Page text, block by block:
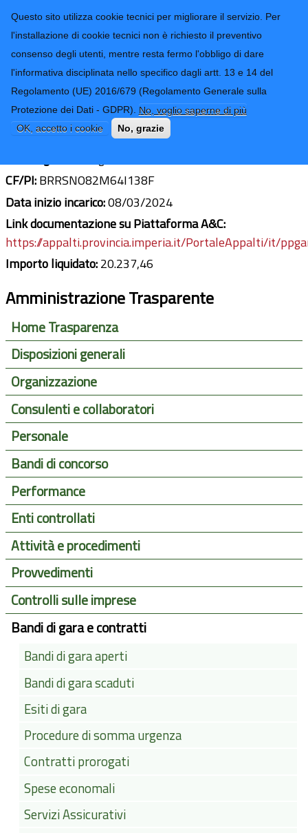
Questo sito utilizza cookie tecnici per migliorare il servizio. Per
l'installazione di cookie tecnici non è richiesto il preventivo
consenso degli utenti, mentre resta fermo l'obbligo di dare
l'informativa disciplinata nello specifico dagli artt. 13 e 14 del
Regolamento (UE) 2016/679 (Regolamento Generale sulla
Protezione dei Dati - GDPR). No, voglio saperne di più
OK, accetto i cookie
No, grazie
Provincia di
Imperia
CONTATTI-URP
TRASPARENZA
Form di ricerca
Dott.ssa Sonia Berardinucci
Ultimo aggiornamento: 06/03/2025 - 10:58
CF/PI:BRRSNO82M64I138F
Data inizio incarico:08/03/2024
Link documentazione su Piattaforma A&C:
https://appalti.provincia.imperia.it/PortaleAppalti/it/
Importo liquidato:20.237,46
Amministrazione Trasparente
Home Trasparenza
Disposizioni generali
Organizzazione
Consulenti e collaboratori
Personale
Bandi di concorso
Performance
Enti controllati
Attività e procedimenti
Provvedimenti
Controlli sulle imprese
Bandi di gara e contratti
Bandi di gara aperti
Bandi di gara scaduti
Esiti di gara
Procedure di somma urgenza
Contratti prorogati
Spese economali
Servizi Assicurativi